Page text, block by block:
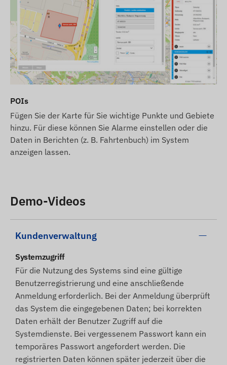
POIs
Fügen Sie der Karte für Sie wichtige Punkte und Gebiete
hinzu. Für diese können Sie Alarme einstellen oder die
Daten in Berichten (z. B. Fahrtenbuch) im System
anzeigen lassen.
Demo-Videos
Kundenverwaltung
Systemzugriff
Für die Nutzung des Systems sind eine gültige
Benutzerregistrierung und eine anschließende
Anmeldung erforderlich. Bei der Anmeldung überprüft
das System die eingegebenen Daten; bei korrekten
Daten erhält der Benutzer Zugriff auf die
Systemdienste. Bei vergessenem Passwort kann ein
temporäres Passwort angefordert werden. Die
registrierten Daten können später jederzeit über die